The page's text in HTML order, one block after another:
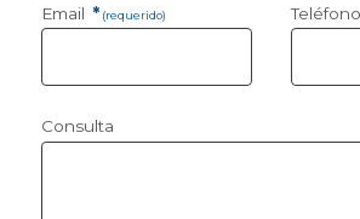
Email * (requerido) Teléfono
Consulta